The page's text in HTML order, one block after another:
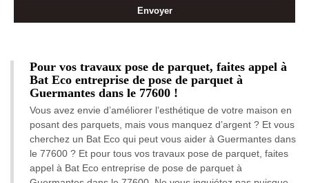
Pour vos travaux pose de parquet, faites appel à
Bat Eco entreprise de pose de parquet à
Guermantes dans le 77600 !
Vous avez envie d’améliorer l’esthétique de votre maison en
posant des parquets, mais vous manquez d’argent ? Et vous
cherchez un Bat Eco qui peut vous aider à Guermantes dans
le 77600 ? Et pour tous vos travaux pose de parquet, faites
appel à Bat Eco entreprise de pose de parquet à